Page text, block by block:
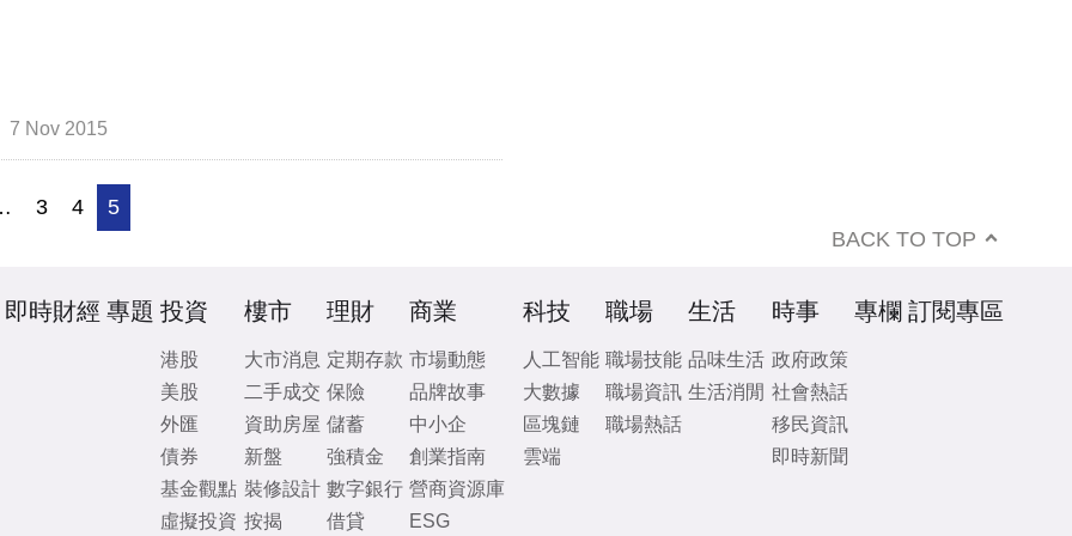
7 Nov 2015
3 4
5
BACK TO TOP
即時財經 專題 投資
港股
美股
外匯
債券
基金觀點
虛擬投資
樓市
大市消息
二手成交
資助房屋
新盤
裝修設計
按揭
理財
定期存款
保險
儲蓄
強積金
數字銀行
借貸
商業
市場動態
品牌故事
中小企
創業指南
營商資源庫
ESG
科技
人工智能
大數據
區塊鏈
雲端
職場
職場技能
職場資訊
職場熱話
生活
品味生活
生活消閒
時事
政府政策
社會熱話
移民資訊
即時新聞
專欄 訂閱專區